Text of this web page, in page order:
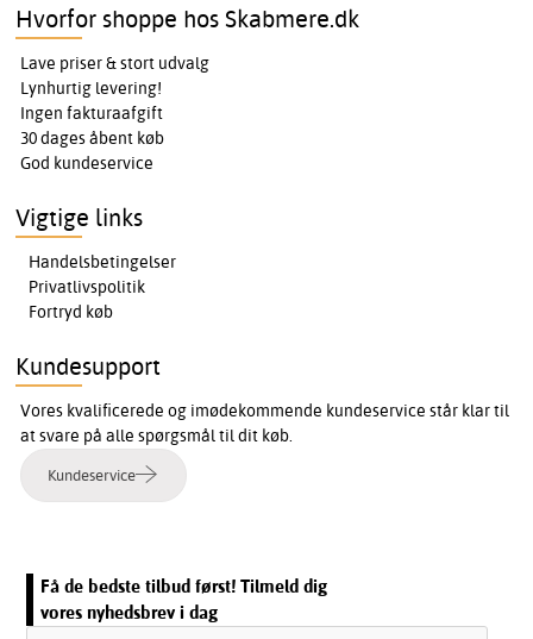
Hvorfor shoppe hos Skabmere.dk
Lave priser & stort udvalg
Lynhurtig levering!
Ingen fakturaafgift
30 dages åbent køb
God kundeservice
Vigtige links
Handelsbetingelser
Privatlivspolitik
Fortryd køb
Kundesupport
Vores kvalificerede og imødekommende kundeservice står klar til
at svare på alle spørgsmål til dit køb.
Kundeservice
Få de bedste tilbud først! Tilmeld dig
vores nyhedsbrev i dag